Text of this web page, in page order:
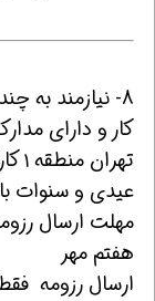
کار و دارای
عیدی و سنوات
هفتم مهر
ارسال رزومه